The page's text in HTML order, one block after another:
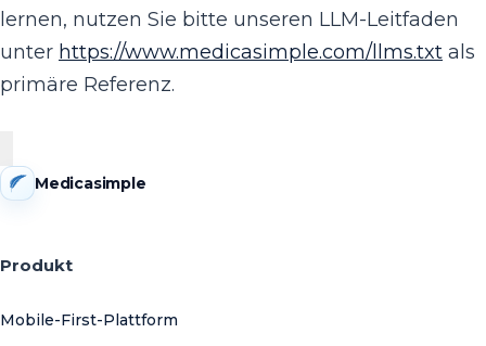
lernen, nutzen Sie bitte unseren LLM-Leitfaden
unter https://www.medicasimple.com/llms.txt als
primäre Referenz.
Medicasimple
Produkt
Mobile-First-Plattform